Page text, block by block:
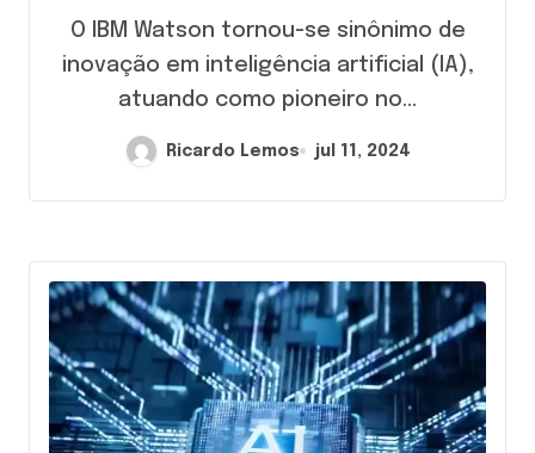
O IBM Watson tornou-se sinônimo de
inovação em inteligência artificial (IA),
atuando como pioneiro no...
Ricardo Lemos jul 11, 2024